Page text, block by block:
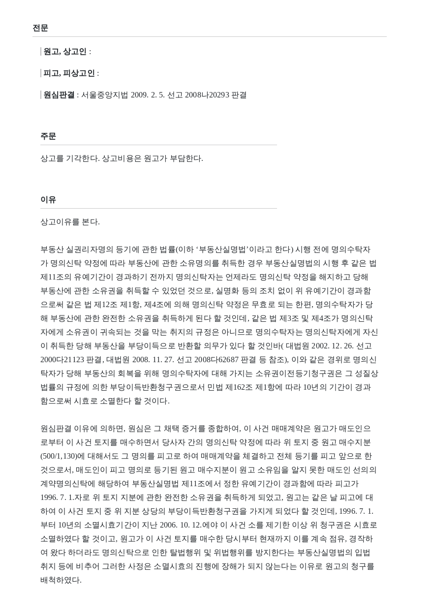
전문
원고, 상고인 :
피고, 피상고인 :
원심판결 : 서울중앙지법 2009. 2. 5. 선고 2008나20293 판결
주문
상고를 기각한다. 상고비용은 원고가 부담한다.
이유
상고이유를 본다.
부동산 실권리자명의 등기에 관한 법률(이하 ‘부동산실명법’이라고 한다) 시행 전에 명의수탁자
가 명의신탁 약정에 따라 부동산에 관한 소유명의를 취득한 경우 부동산실명법의 시행 후 같은 법
제11조의 유예기간이 경과하기 전까지 명의신탁자는 언제라도 명의신탁 약정을 해지하고 당해
부동산에 관한 소유권을 취득할 수 있었던 것으로, 실명화 등의 조치 없이 위 유예기간이 경과함
으로써 같은 법 제12조 제1항, 제4조에 의해 명의신탁 약정은 무효로 되는 한편, 명의수탁자가 당
해 부동산에 관한 완전한 소유권을 취득하게 된다 할 것인데, 같은 법 제3조 및 제4조가 명의신탁
자에게 소유권이 귀속되는 것을 막는 취지의 규정은 아니므로 명의수탁자는 명의신탁자에게 자신
이 취득한 당해 부동산을 부당이득으로 반환할 의무가 있다 할 것인바( 대법원 2002. 12. 26. 선고
2000다21123 판결, 대법원 2008. 11. 27. 선고 2008다62687 판결 등 참조), 이와 같은 경위로 명의신
탁자가 당해 부동산의 회복을 위해 명의수탁자에 대해 가지는 소유권이전등기청구권은 그 성질상
법률의 규정에 의한 부당이득반환청구권으로서 민법 제162조 제1항에 따라 10년의 기간이 경과
함으로써 시효로 소멸한다 할 것이다.
원심판결 이유에 의하면, 원심은 그 채택 증거를 종합하여, 이 사건 매매계약은 원고가 매도인으
로부터 이 사건 토지를 매수하면서 당사자 간의 명의신탁 약정에 따라 위 토지 중 원고 매수지분
(500/1,130)에 대해서도 그 명의를 피고로 하여 매매계약을 체결하고 전체 등기를 피고 앞으로 한
것으로서, 매도인이 피고 명의로 등기된 원고 매수지분이 원고 소유임을 알지 못한 매도인 선의의
계약명의신탁에 해당하여 부동산실명법 제11조에서 정한 유예기간이 경과함에 따라 피고가
1996. 7. 1.자로 위 토지 지분에 관한 완전한 소유권을 취득하게 되었고, 원고는 같은 날 피고에 대
하여 이 사건 토지 중 위 지분 상당의 부당이득반환청구권을 가지게 되었다 할 것인데, 1996. 7. 1.
부터 10년의 소멸시효기간이 지난 2006. 10. 12.에야 이 사건 소를 제기한 이상 위 청구권은 시효로
소멸하였다 할 것이고, 원고가 이 사건 토지를 매수한 당시부터 현재까지 이를 계속 점유, 경작하
여 왔다 하더라도 명의신탁으로 인한 탈법행위 및 위법행위를 방지한다는 부동산실명법의 입법
취지 등에 비추어 그러한 사정은 소멸시효의 진행에 장해가 되지 않는다는 이유로 원고의 청구를
배척하였다.